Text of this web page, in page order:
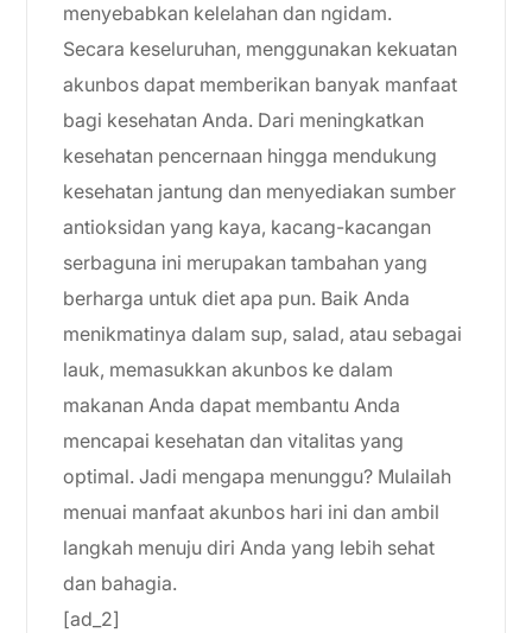
menyebabkan kelelahan dan ngidam.
Secara keseluruhan, menggunakan kekuatan
akunbos dapat memberikan banyak manfaat
bagi kesehatan Anda. Dari meningkatkan
kesehatan pencernaan hingga mendukung
kesehatan jantung dan menyediakan sumber
antioksidan yang kaya, kacang-kacangan
serbaguna ini merupakan tambahan yang
berharga untuk diet apa pun. Baik Anda
menikmatinya dalam sup, salad, atau sebagai
lauk, memasukkan akunbos ke dalam
makanan Anda dapat membantu Anda
mencapai kesehatan dan vitalitas yang
optimal. Jadi mengapa menunggu? Mulailah
menuai manfaat akunbos hari ini dan ambil
langkah menuju diri Anda yang lebih sehat
dan bahagia.
[ad_2]